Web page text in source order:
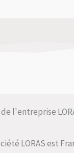
l'entreprise
LORAS est